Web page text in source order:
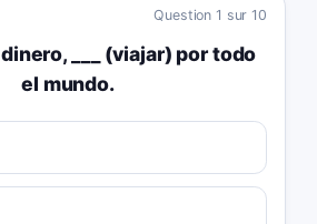
Question 1 sur 10
___ (viajar) por todo
el mundo.